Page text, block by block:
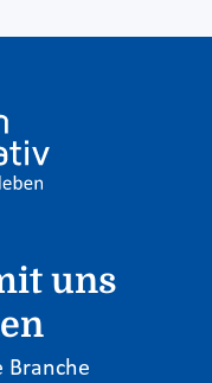
uns
Branche